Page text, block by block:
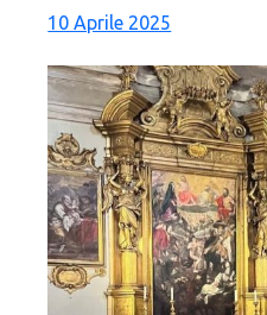
10 Aprile 2025